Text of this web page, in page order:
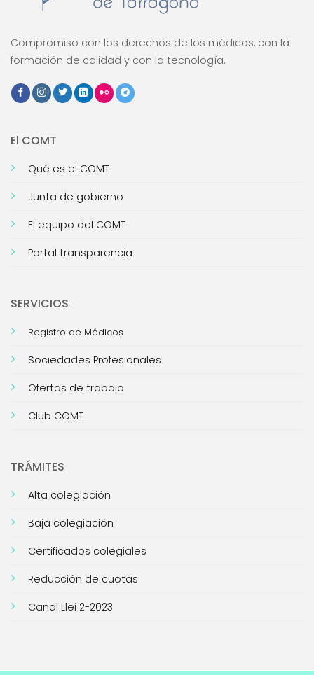
Compromiso con los derechos de los médicos, con la
formación de calidad y con la tecnología.
El COMT
Qué es el COMT
Junta de gobierno
El equipo del COMT
Portal transparencia
SERVICIOS
Registro de Médicos
Sociedades Profesionales
Ofertas de trabajo
Club COMT
TRÁMITES
Alta colegiación
Baja colegiación
Certificados colegiales
Reducción de cuotas
Canal Llei 2-2023